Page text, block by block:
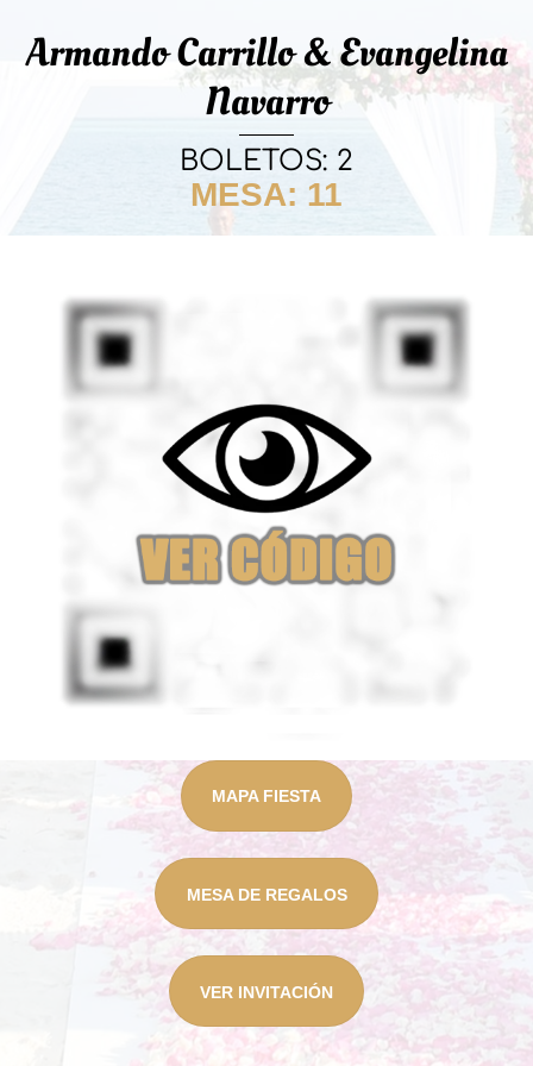
Armando Carrillo & Evangelina
Navarro
BOLETOS: 2
MESA: 11
MAPA FIESTA
MESA DE REGALOS
VER INVITACIÓN